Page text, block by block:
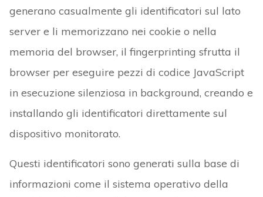
generano casualmente gli identificatori sul lato
server e li memorizzano nei cookie o nella
memoria del browser, il fingerprinting sfrutta il
browser per eseguire pezzi di codice JavaScript
in esecuzione silenziosa in background, creando e
installando gli identificatori direttamente sul
dispositivo monitorato.
Questi identificatori sono generati sulla base di
informazioni come il sistema operativo della